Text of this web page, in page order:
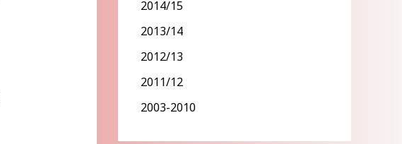
2014/15
2013/14
2012/13
2011/12
2003-2010